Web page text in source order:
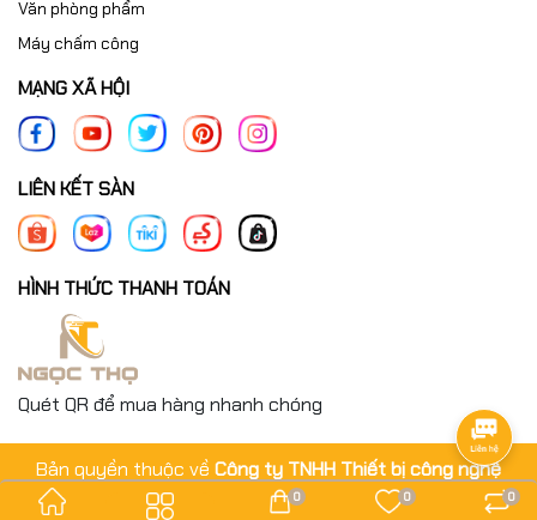
Văn phòng phẩm
Máy chấm công
MẠNG XÃ HỘI
LIÊN KẾT SÀN
HÌNH THỨC THANH TOÁN
Quét QR để mua hàng nhanh chóng
Bản quyền thuộc về Công ty TNHH Thiết bị công nghệ
Ngọc Thọ
0 0 0